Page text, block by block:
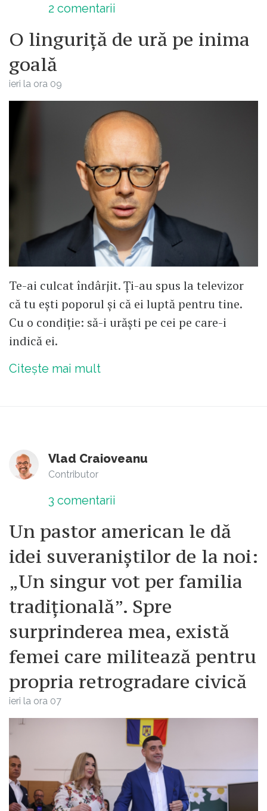
2 comentarii
O linguriță de ură pe inima
goală
ieri la ora 09
Te-ai culcat îndârjit. Ți-au spus la televizor
că tu ești poporul și că ei luptă pentru tine.
Cu o condiție: să-i urăști pe cei pe care-i
indică ei.
Citește mai mult
Vlad Craioveanu
Contributor
3 comentarii
Un pastor american le dă
idei suveraniștilor de la noi:
„Un singur vot per familia
tradițională”. Spre
surprinderea mea, există
femei care militează pentru
propria retrogradare civică
ieri la ora 07